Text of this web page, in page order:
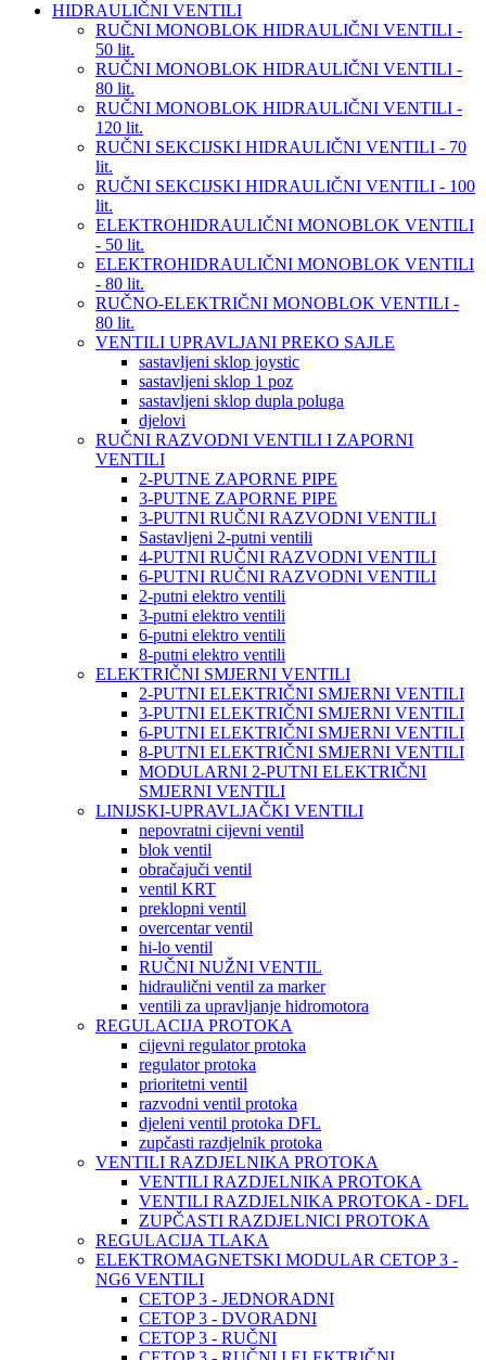
HIDRAULIČNI VENTILI
RUČNI MONOBLOK HIDRAULIČNI VENTILI -
50 lit.
RUČNI MONOBLOK HIDRAULIČNI VENTILI -
80 lit.
RUČNI MONOBLOK HIDRAULIČNI VENTILI -
120 lit.
RUČNI SEKCIJSKI HIDRAULIČNI VENTILI - 70
lit.
RUČNI SEKCIJSKI HIDRAULIČNI VENTILI - 100
lit.
ELEKTROHIDRAULIČNI MONOBLOK VENTILI
- 50 lit.
ELEKTROHIDRAULIČNI MONOBLOK VENTILI
- 80 lit.
RUČNO-ELEKTRIČNI MONOBLOK VENTILI -
80 lit.
VENTILI UPRAVLJANI PREKO SAJLE
sastavljeni sklop joystic
sastavljeni sklop 1 poz
sastavljeni sklop dupla poluga
djelovi
RUČNI RAZVODNI VENTILI I ZAPORNI
VENTILI
2-PUTNE ZAPORNE PIPE
3-PUTNE ZAPORNE PIPE
3-PUTNI RUČNI RAZVODNI VENTILI
Sastavljeni 2-putni ventili
4-PUTNI RUČNI RAZVODNI VENTILI
6-PUTNI RUČNI RAZVODNI VENTILI
2-putni elektro ventili
3-putni elektro ventili
6-putni elektro ventili
8-putni elektro ventili
ELEKTRIČNI SMJERNI VENTILI
2-PUTNI ELEKTRIČNI SMJERNI VENTILI
3-PUTNI ELEKTRIČNI SMJERNI VENTILI
6-PUTNI ELEKTRIČNI SMJERNI VENTILI
8-PUTNI ELEKTRIČNI SMJERNI VENTILI
MODULARNI 2-PUTNI ELEKTRIČNI
SMJERNI VENTILI
LINIJSKI-UPRAVLJAČKI VENTILI
nepovratni cijevni ventil
blok ventil
obračajuči ventil
ventil KRT
preklopni ventil
overcentar ventil
hi-lo ventil
RUČNI NUŽNI VENTIL
hidraulični ventil za marker
ventili za upravljanje hidromotora
REGULACIJA PROTOKA
cijevni regulator protoka
regulator protoka
prioritetni ventil
razvodni ventil protoka
djeleni ventil protoka DFL
zupčasti razdjelnik protoka
VENTILI RAZDJELNIKA PROTOKA
VENTILI RAZDJELNIKA PROTOKA
VENTILI RAZDJELNIKA PROTOKA - DFL
ZUPČASTI RAZDJELNICI PROTOKA
REGULACIJA TLAKA
ELEKTROMAGNETSKI MODULAR CETOP 3 -
NG6 VENTILI
CETOP 3 - JEDNORADNI
CETOP 3 - DVORADNI
CETOP 3 - RUČNI